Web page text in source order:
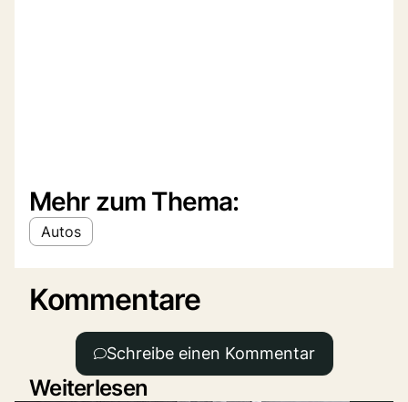
Mehr zum Thema:
Autos
Kommentare
Schreibe einen Kommentar
Weiterlesen